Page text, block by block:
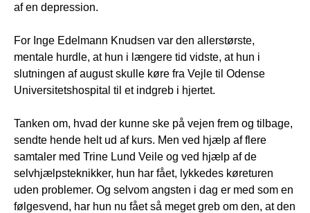
af en depression.
For Inge Edelmann Knudsen var den allerstørste,
mentale hurdle, at hun i længere tid vidste, at hun i
slutningen af august skulle køre fra Vejle til Odense
Universitetshospital til et indgreb i hjertet.
Tanken om, hvad der kunne ske på vejen frem og tilbage,
sendte hende helt ud af kurs. Men ved hjælp af flere
samtaler med Trine Lund Veile og ved hjælp af de
selvhjælpsteknikker, hun har fået, lykkedes køreturen
uden problemer. Og selvom angsten i dag er med som en
følgesvend, har hun nu fået så meget greb om den, at den